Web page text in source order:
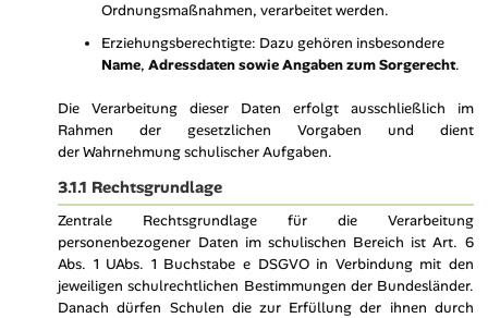
Ordnungsmaßnahmen, verarbeitet werden.
Erziehungsberechtigte: Dazu gehören insbesondere
Name,Adressdatensowie Angaben zum Sorgerecht.
Die Verarbeitung dieser Daten erfolgt ausschließlich im
Rahmen der gesetzlichen Vorgaben und dient
der Wahrnehmung schulischer Aufgaben.
3.1.1 Rechtsgrundlage
Zentrale Rechtsgrundlage für die Verarbeitung
personenbezogener Daten im schulischen Bereich ist Art. 6
Abs. 1 UAbs. 1 Buchstabe e DSGVO in Verbindung mit den
jeweiligen schulrechtlichen Bestimmungen der Bundesländer.
Danach dürfen Schulen die zur Erfüllung der ihnen durch